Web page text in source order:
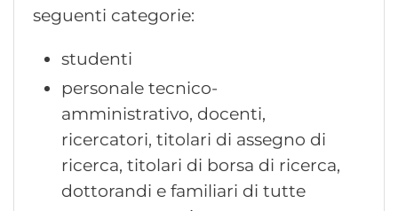
seguenti categorie:
studenti
personale tecnico-
amministrativo, docenti,
ricercatori, titolari di assegno di
ricerca, titolari di borsa di ricerca,
dottorandi e familiari di tutte